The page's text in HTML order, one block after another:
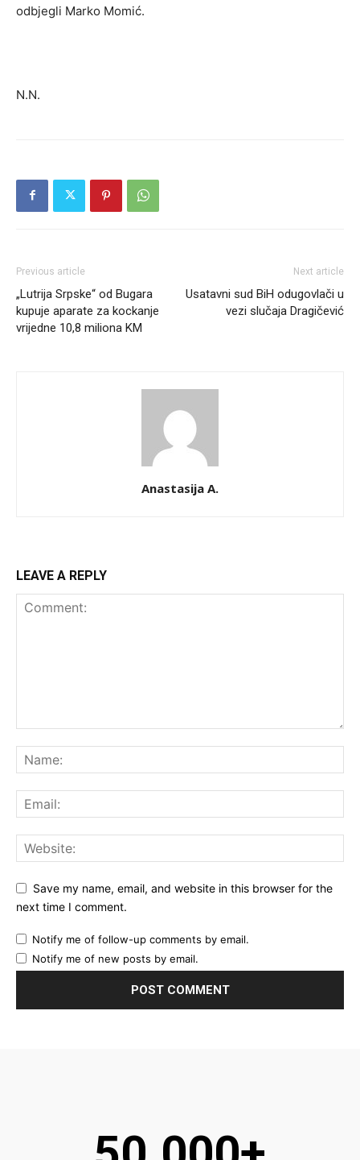
odbjegli Marko Momić.
N.N.
Previous article
„Lutrija Srpske“ od Bugara
kupuje aparate za kockanje
vrijedne 10,8 miliona KM
Next article
Usatavni sud BiH odugovlači u
vezi slučaja Dragičević
Anastasija A.
LEAVE A REPLY
Save my name, email, and website in this browser for the
next time I comment.
Notify me of follow-up comments by email.
Notify me of new posts by email.